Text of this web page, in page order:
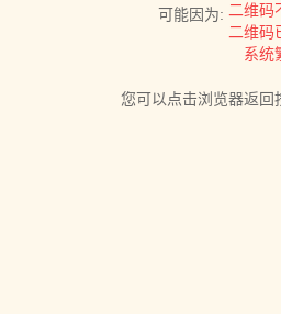
可能因为: 二维码
二维码
系统
您可以点击浏览器返回